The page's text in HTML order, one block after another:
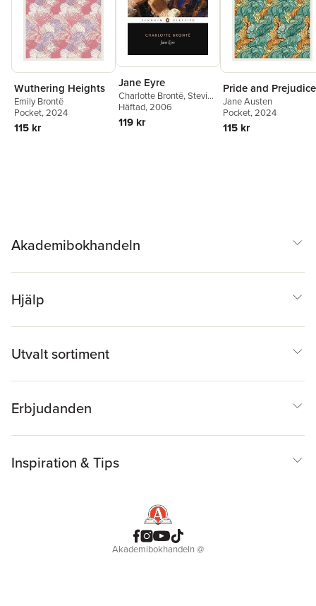
Wuthering Heights
Emily Brontë
Pocket, 2024
115 kr
Jane Eyre
Charlotte Brontë,Stevie
Davies
Häftad, 2006
119 kr
Pride and Prejudice
Jane Austen
Pocket, 2024
115 kr
Akademibokhandeln
Hjälp
Utvalt sortiment
Erbjudanden
Inspiration & Tips
Akademibokhandeln@